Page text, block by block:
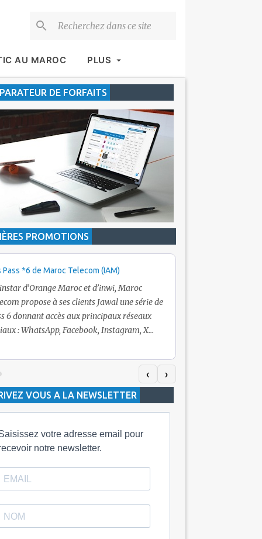
AU MAROC PLUS
DE FORFAITS
PROMOTIONS
Pass *6 de Maroc Telecom (IAM)
d’Orange Maroc et d’inwi, Maroc
propose à ses clients Jawal une série de
6 donnant accès aux principaux réseaux
: WhatsApp, Facebook, Instagram, X
inclut 100 Mo, le Pass 10 Dh offre 400 Mo,
que les formules à 20 Dh et 30 Dh
respectivement 1 Go et 2 Go. Les
de validité sont de 3 jours pour
‹ ›
VOUS A LA NEWSLETTER
votre adresse email pour
notre newsletter.